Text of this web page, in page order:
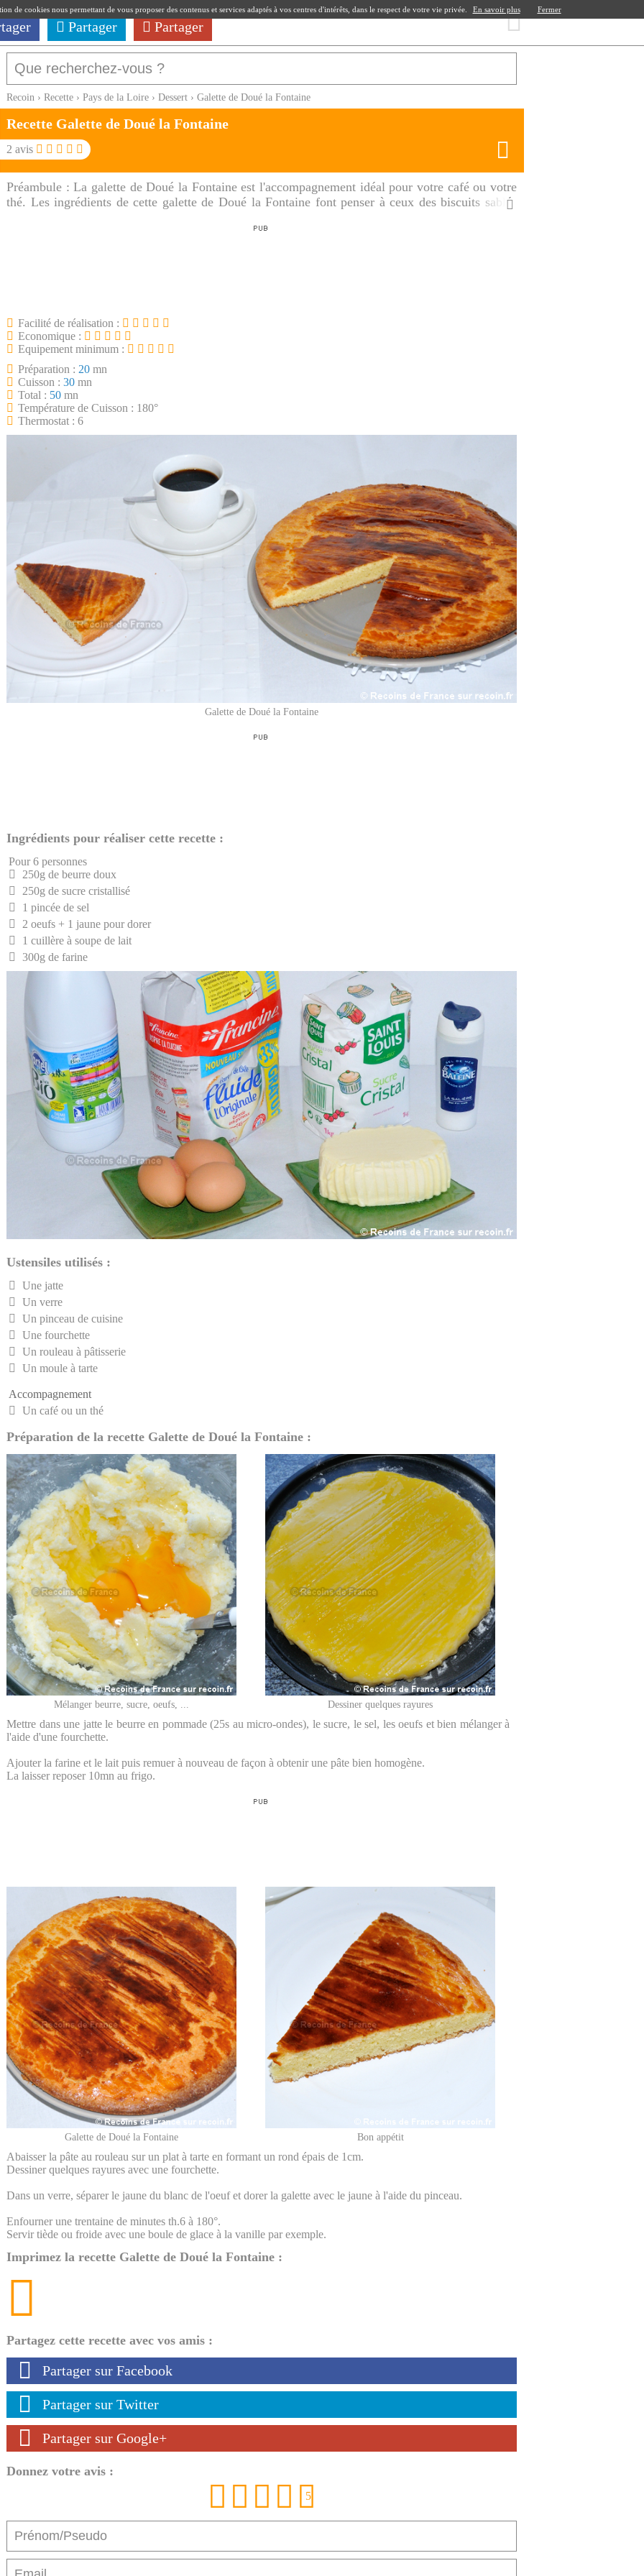
Partager Partager
Recoin › Recette › Pays de la Loire › Dessert › Galette de Doué la Fontaine
Recette Galette de Doué la Fontaine
2 avis
Préambule :La galette de Doué la Fontaine est l'accompagnement idéal pour votre café ou votre
thé. Les ingrédients de cette galette de Doué la Fontaine font penser à ceux des biscuits sablés
Facilité de réalisation :
Economique :
Equipement minimum :
Préparation : 20 mn
Cuisson : 30 mn
Total : 50 mn
Température de Cuisson : 180°
Thermostat : 6
Galette de Doué la Fontaine
Ingrédients pour réaliser cette recette :
Pour 6 personnes
250g de beurre doux
250g de sucre cristallisé
1 pincée de sel
2 oeufs + 1 jaune pour dorer
1 cuillère à soupe de lait
300g de farine
Ustensiles utilisés :
Une jatte
Un verre
Un pinceau de cuisine
Une fourchette
Un rouleau à pâtisserie
Un moule à tarte
Accompagnement
Un café ou un thé
Préparation de la recette Galette de Doué la Fontaine :
Mélanger beurre, sucre, oeufs, ... Dessiner quelques rayures
Mettre dans une jatte le beurre en pommade (25s au micro-ondes), le sucre, le sel, les oeufs et bien mélanger à
l'aide d'une fourchette.
Ajouter la farine et le lait puis remuer à nouveau de façon à obtenir une pâte bien homogène.
La laisser reposer 10mn au frigo.
Galette de Doué la Fontaine Bon appétit
Abaisser la pâte au rouleau sur un plat à tarte en formant un rond épais de 1cm.
Dessiner quelques rayures avec une fourchette.
Dans un verre, séparer le jaune du blanc de l'oeuf et dorer la galette avec le jaune à l'aide du pinceau.
Enfourner une trentaine de minutes th.6 à 180°.
Servir tiède ou froide avec une boule de glace à la vanille par exemple.
Imprimez la recette Galette de Doué la Fontaine :
Partagez cette recette avec vos amis :
Partager sur Facebook
Partager sur Twitter
Partager sur Google+
Donnez votre avis :
5
de cookies nous permettant de vous proposer des contenus et services adaptés à vos centres d'intérêts, dans le respect de votre vie privée. En savoir plus Fermer